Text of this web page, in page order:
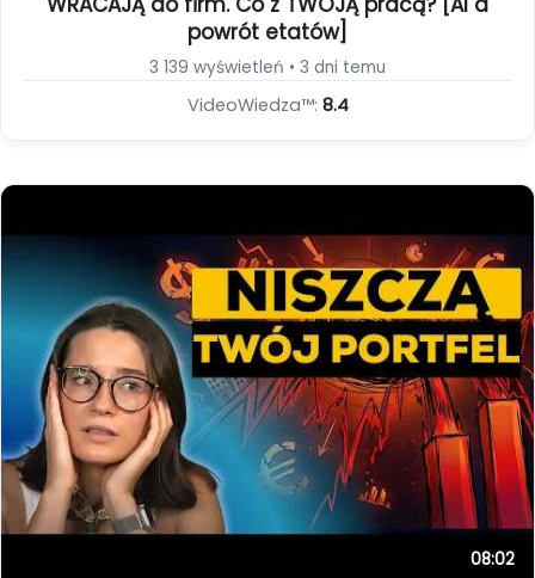
powrót etatów]
3 139 wyświetleń • 3 dni temu
VideoWiedza™: 8.4
08:02